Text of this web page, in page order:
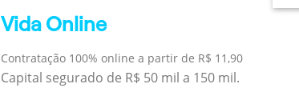
Vida Online
Contratação 100% online a partir de R$ 11,90
Capital segurado de R$ 50 mil a 150 mil.